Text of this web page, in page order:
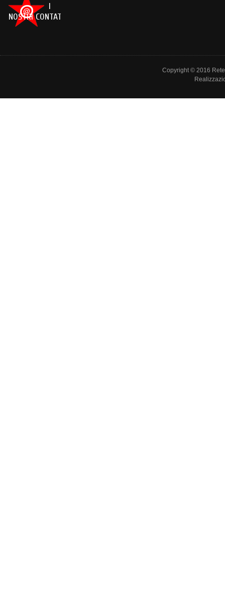
I
NOSTRI CONTATTI
Copyright © 2016